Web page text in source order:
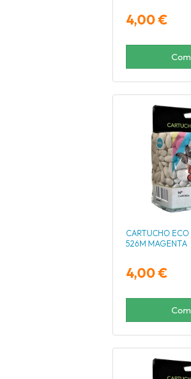
4,00 €
CARTUCHO
526M MAGENTA
4,00 €